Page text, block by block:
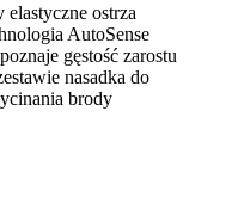
elastyczne ostrza
AutoSense
gęstość zarostu
nasadka do
brody